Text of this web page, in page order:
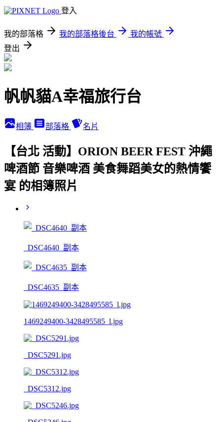
登入
我的部落格 我的部落格後台
我的帳號
登出
帆帆貓A幸福旅行台
相簿 部落格 名片
【台北 活動】ORION BEER FEST 沖繩
啤酒節 音樂啤酒 美食舞蹈美女的熱情饗
宴 的相簿照片
_DSC4640_副本
_DSC4635_副本
1469249400-3428495585_l.jpg
_DSC5291.jpg
_DSC5312.jpg